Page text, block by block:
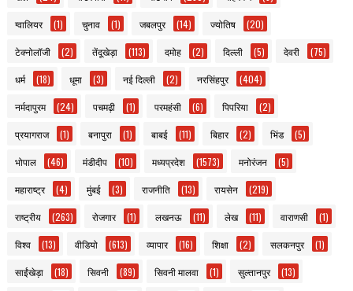
ग्वालियर (1) चुनाव (1) जबलपुर (14) ज्योतिष (20)
टेक्नोलॉजी (2) तेंदूखेड़ा (113) दमोह (2) दिल्ली (5) देवरी (75)
धर्म (18) धूमा (3) नई दिल्ली (2) नरसिंहपुर (404)
नर्मदापुरम (24) पचमढ़ी (1) परमहंसी (6) पिपरिया (2)
प्रयागराज (1) बनापुरा (1) बाबई (11) बिहार (2) भिंड (5)
भोपाल (46) मंडीदीप (10) मध्यप्रदेश (1573) मनोरंजन (5)
महाराष्ट्र (4) मुंबई (3) राजनीति (13) रायसेन (219)
राष्ट्रीय (263) रोजगार (1) लखनऊ (11) लेख (11) वाराणसी (1)
विश्व (13) वीडियो (613) व्यापार (16) शिक्षा (2) सलकनपुर (1)
साईंखेड़ा (18) सिवनी (89) सिवनी मालवा (1) सुल्तानपुर (13)